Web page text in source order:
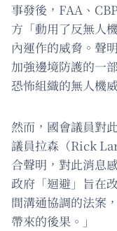
事發後，FAA、
方「動用了反無人
內運作的威脅。聲
加強邊境防護的一
恐怖組織的無人機
然而，國會議員對
議員拉森（Rick
合聲明，對此消息
政府「迴避」旨在
間溝通協調的法案
帶來的後果。」